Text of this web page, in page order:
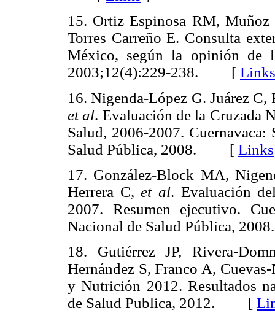
15. Ortiz Espinosa RM,
Torres Carreño E. Consulta
México, según la opinión de
2003;12(4):229-238. [ Links
16. Nigenda-López G. Juárez
et al. Evaluación de la Cruzada
Salud, 2006-2007.
Salud Pública, 2008. [ Links
17. González-Block MA,
Herrera C,et al. Evaluación
2007. Resumen ejecutivo.
Nacional de Salud Pública,
18. Gutiérrez JP, Rivera-
Hernández S, Franco A,
y Nutrición 2012. Resultados
de Salud Publica, 2012. [